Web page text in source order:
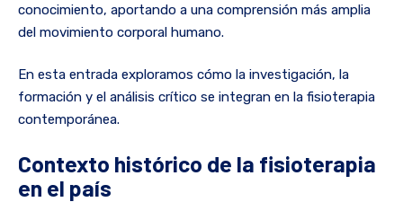
conocimiento, aportando a una comprensión más amplia
del movimiento corporal humano.
En esta entrada exploramos cómo la investigación, la
formación y el análisis crítico se integran en la fisioterapia
contemporánea.
Contexto histórico de la fisioterapia
en el país